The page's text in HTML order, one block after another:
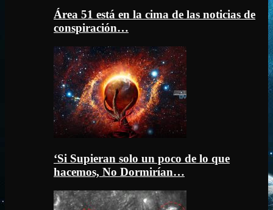
Área 51 está en la cima de las noticias de
conspiración…
‘Si Supieran solo un poco de lo que
hacemos, No Dormirían…